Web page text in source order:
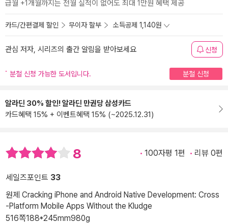
급월 +1개월까지는 전월 실적이 없어도 최대 1만원 혜택 제공
카드/간편결제 할인 무이자 할부 소득공제 1,140원
관심 저자, 시리즈의 출간 알림을 받아보세요 신청
분철 신청 가능한 도서입니다. 분철 신청
알라딘 30% 할인! 알라딘 만권당 삼성카드
카드혜택 15% + 이벤트혜택 15% (~2025.12.31)
8 100자평 1편 리뷰 0편
세일즈포인트 33
원제 Cracking iPhone and Android Native Development: Cross
-Platform Mobile Apps Without the Kludge
516쪽188*245mm980g